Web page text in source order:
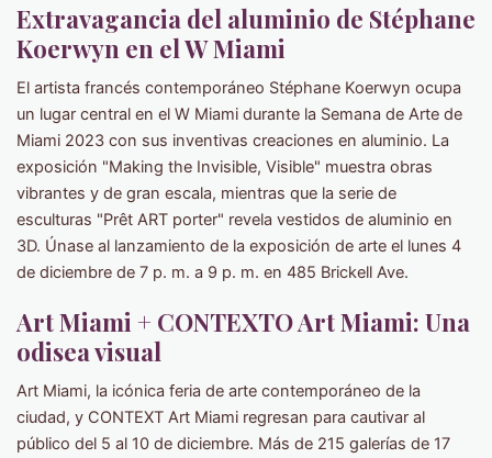
Extravagancia del aluminio de Stéphane
Koerwyn en el W Miami
El artista francés contemporáneo Stéphane Koerwyn ocupa
un lugar central en el W Miami durante la Semana de Arte de
Miami 2023 con sus inventivas creaciones en aluminio. La
exposición "Making the Invisible, Visible" muestra obras
vibrantes y de gran escala, mientras que la serie de
esculturas "Prêt ART porter" revela vestidos de aluminio en
3D. Únase al lanzamiento de la exposición de arte el lunes 4
de diciembre de 7 p. m. a 9 p. m. en 485 Brickell Ave.
Art Miami + CONTEXTO Art Miami: Una
odisea visual
Art Miami, la icónica feria de arte contemporáneo de la
ciudad, y CONTEXT Art Miami regresan para cautivar al
público del 5 al 10 de diciembre. Más de 215 galerías de 17